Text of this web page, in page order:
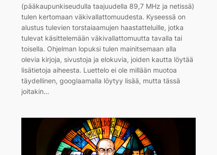
(pääkaupunkiseudulla taajuudella 89,7 MHz ja netissä)
tulen kertomaan väkivallattomuudesta. Kyseessä on
alustus tulevien torstaiaamujen haastatteluille, jotka
tulevat käsittelemään väkivallattomuutta tavalla tai
toisella. Ohjelman lopuksi tulen mainitsemaan alla
olevia kirjoja, sivustoja ja elokuvia, joiden kautta löytää
lisätietoja aiheesta. Luettelo ei ole millään muotoa
täydellinen, googlaamalla löytyy lisää, mutta tässä
joitakin…